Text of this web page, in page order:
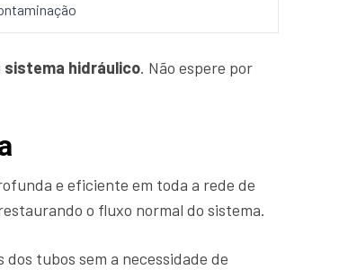
sistema hidráulico. Não espere por
e eficiente em toda a rede de
o fluxo normal do sistema.
tubos sem a necessidade de